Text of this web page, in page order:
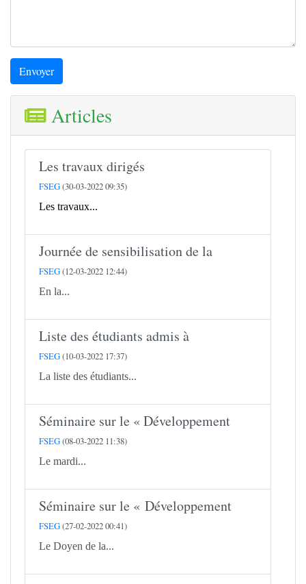
Envoyer
Articles
Les travaux dirigés
FSEG(30-03-2022 09:35)
Les travaux...
Journée de sensibilisation de la
FSEG(12-03-2022 12:44)
En la...
Liste des étudiants admis à
FSEG(10-03-2022 17:37)
La liste des étudiants...
Séminaire sur le « Développement
FSEG(08-03-2022 11:38)
Le mardi...
Séminaire sur le « Développement
FSEG(27-02-2022 00:41)
Le Doyen de la...